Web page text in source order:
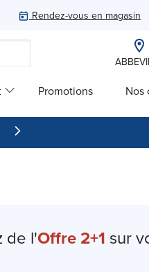
Rendez-vous en magasin
Promotions Nos
de l'Offre 2+1 sur